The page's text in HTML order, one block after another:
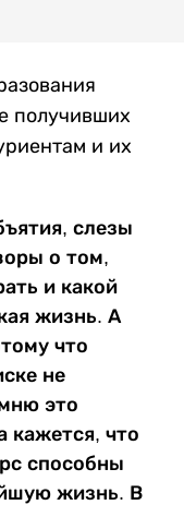
получивших
и их
слезы
о том,
и какой
жизнь. А
что
не
это
кажется, что
способны
жизнь. В